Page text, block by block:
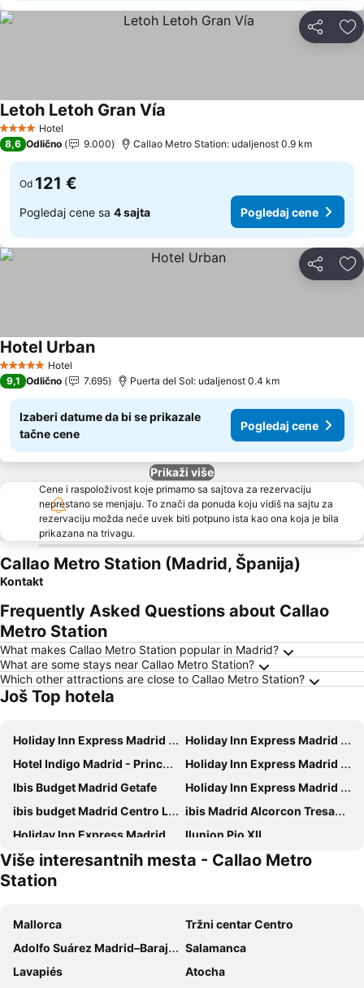
Deli
4 ZvezdiceHotel
Letoh Letoh Gran Vía
8,6 Odlično 9.000 Callao Metro Station: udaljenost 0.9 km
Od 121 €
Pogledaj cene sa 4 sajta Pogledaj cene
Deli
5 ZvezdiceHotel
Hotel UrbanPogledaj cene
9,1 Odlično 7.695 Puerta del Sol: udaljenost 0.4 km
Izaberi datume da bi se prikazale
tačne cene
Pogledaj cene
Prikaži više
Cene i raspoloživost koje primamo sa sajtova za rezervaciju
neprestano se menjaju. To znači da ponuda koju vidiš na sajtu za
rezervaciju možda neće uvek biti potpuno ista kao ona koja je bila
prikazana na trivagu.
Callao Metro Station (Madrid, Španija)
Kontakt
Frequently Asked Questions about Callao
Metro Station
What makes Callao Metro Station popular in Madrid?
What are some stays near Callao Metro Station?
Which other attractions are close to Callao Metro Station?
Još Top hotela
Holiday Inn Express Madrid - Getafe By Ihg
Holiday Inn Express Madrid - Airport By Ihg
Hotel Indigo Madrid - Princesa By Ihg
Holiday Inn Express Madrid - Rivas By Ihg
Ibis Budget Madrid Getafe
Holiday Inn Express Madrid - Alcorcon By Ihg
ibis budget Madrid Centro Lavapies
ibis Madrid Alcorcon Tresaguas
Holiday Inn Express Madrid-san Sebastian D/l Reyes By Ihg
Ilunion Pio XII
Ilunion Atrium
Optimi Rooms Madrid
Senator Barajas
Travelodge Madrid Metropolitano
Ilunion Suites Madrid
ibis budget Madrid Vallecas
Hotel Riu Plaza Espana
NYX Hotel Madrid by Leonardo Hotels
Apartamentos Recoletos
Više interesantnih mesta - Callao Metro
Station
Mallorca
Tržni centar Centro
Adolfo Suárez Madrid–Barajas Airport
Salamanca
Lavapiés
Atocha